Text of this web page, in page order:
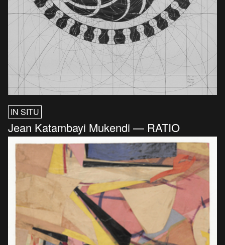
IN SITU
Jean Katambayi Mukendi — RATIO